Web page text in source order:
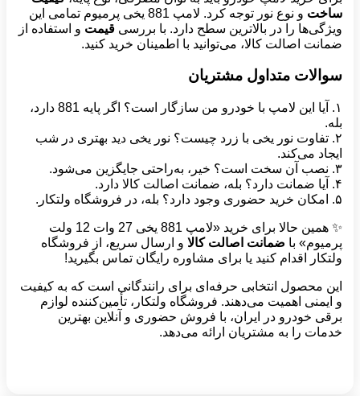
ساخت
و نوع نور توجه کرد. لامپ 881 یخی پرمیوم تمامی این
ویژگی‌ها را در بالاترین سطح دارد. با بررسی قیمت و استفاده از
ضمانت اصالت کالا، می‌توانید با اطمینان خرید کنید.
سوالات متداول مشتریان
۱. آیا این لامپ با خودرو من سازگار است؟ اگر پایه 881 دارد،
بله.
۲. تفاوت نور یخی با زرد چیست؟ نور یخی دید بهتری در شب
ایجاد می‌کند.
۳. نصب آن سخت است؟ خیر، به‌راحتی جایگزین می‌شود.
۴. آیا ضمانت دارد؟ بله، ضمانت اصالت کالا دارد.
۵. امکان خرید حضوری وجود دارد؟ بله، در فروشگاه ولتکار.
✨ همین حالا برای خرید «لامپ 881 یخی 27 وات 12 ولت
پرمیوم» با ضمانت اصالت کالا و ارسال سریع، از فروشگاه
ولتکار اقدام کنید یا برای مشاوره رایگان تماس بگیرید!
این محصول انتخابی حرفه‌ای برای رانندگانی است که به کیفیت
و ایمنی اهمیت می‌دهند. فروشگاه ولتکار، تأمین‌کننده لوازم
برقی خودرو در ایران، با فروش حضوری و آنلاین بهترین
خدمات را به مشتریان ارائه می‌دهد.